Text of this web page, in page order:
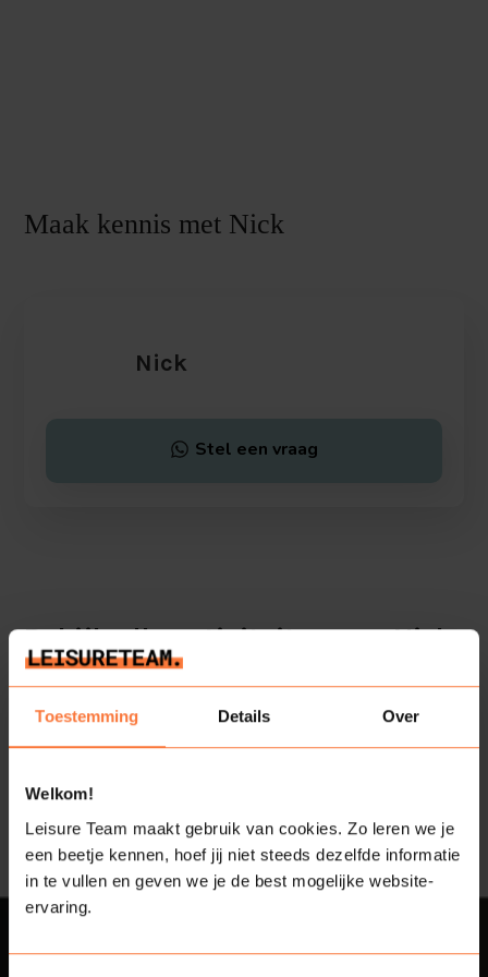
Toestemming Details Over
Welkom!
Leisure Team maakt gebruik van cookies. Zo leren we je
een beetje kennen, hoef jij niet steeds dezelfde informatie
in te vullen en geven we je de best mogelijke website-
ervaring.
Maak kennis met Nick
Nick
Stel een vraag
Bekijk alle activiteiten van Nick
Contact